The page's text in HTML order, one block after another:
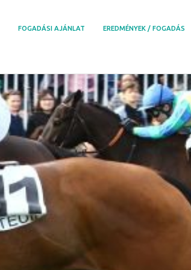
FOGADÁSI AJÁNLAT EREDMÉNYEK / FOGADÁS